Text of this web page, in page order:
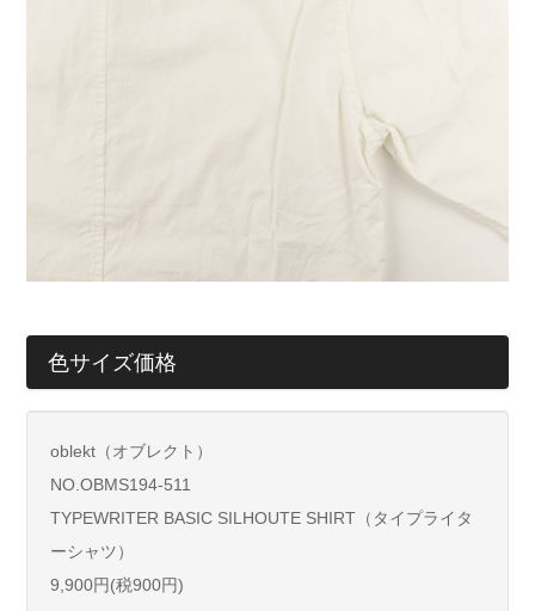
色サイズ価格
oblekt（オブレクト）
NO.OBMS194-511
TYPEWRITER BASIC SILHOUTE SHIRT（タイプライタ
ーシャツ）
9,900円(税900円)